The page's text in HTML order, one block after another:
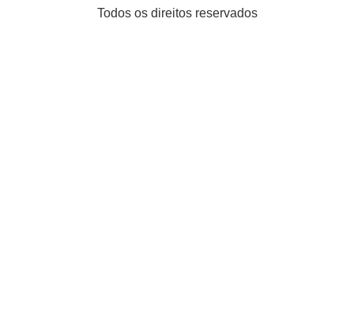
Todos os direitos reservados